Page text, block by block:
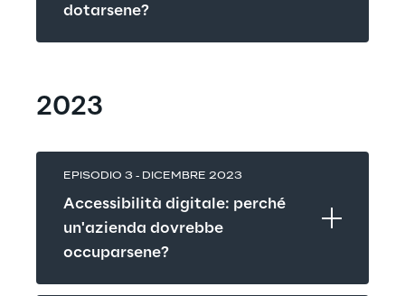
dotarsene?
2023
EPISODIO 3 - DICEMBRE 2023
Accessibilità digitale: perché
un'azienda dovrebbe
occuparsene?